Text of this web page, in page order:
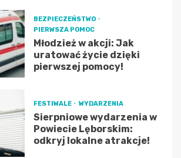
BEZPIECZEŃSTWO
PIERWSZA POMOC
Młodzież w akcji: Jak
uratować życie dzięki
pierwszej pomocy!
FESTIWALE WYDARZENIA
Sierpniowe wydarzenia w
Powiecie Lęborskim:
odkryj lokalne atrakcje!